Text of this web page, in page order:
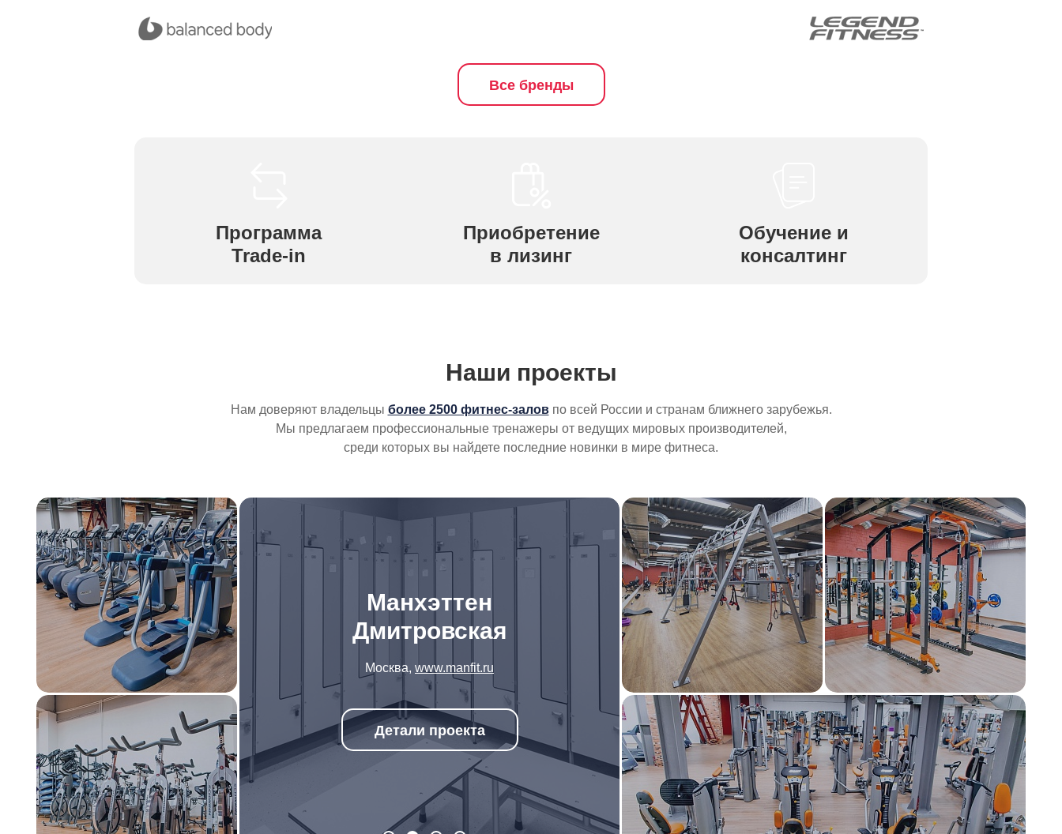
Все бренды
Программа
Trade-in
Приобретение
в лизинг
Обучение и
консалтинг
Наши проекты
Нам доверяют владельцы более 2500 фитнес-заловпо всей России и странам ближнего зарубежья.
Мы предлагаем профессиональные тренажеры от ведущих мировых производителей,
среди которых вы найдете последние новинки в мире фитнеса.
Манхэттен
Дмитровская
Москва, www.manfit.ru
Детали проекта